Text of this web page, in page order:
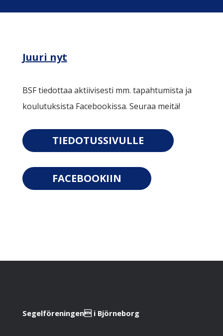
Juuri nyt
BSF tiedottaa aktiivisesti mm. tapahtumista ja
koulutuksista Facebookissa. Seuraa meitä!
TIEDOTUSSIVULLE
FACEBOOKIIN
Segelföreningen i Björneborg